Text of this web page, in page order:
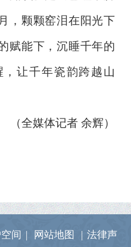
，颗颗窑泪在阳光下
赋能下，沉睡千年的
让千年瓷韵跨越山
（全媒体记者 余辉）
间 网站地图 法律声